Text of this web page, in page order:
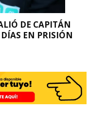
DE CAPITÁN
DÍAS EN PRISIÓN